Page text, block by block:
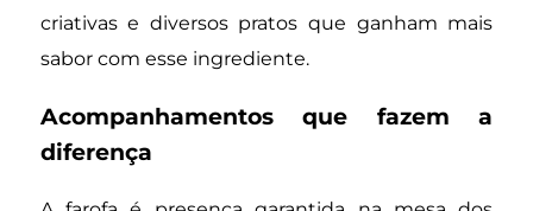
criativas e diversos pratos que ganham mais
sabor com esse ingrediente.
Acompanhamentos que fazem a
diferença